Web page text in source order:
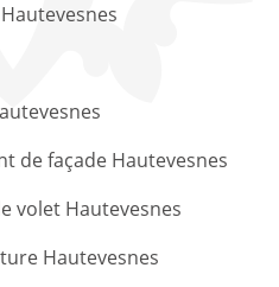
de façade Hautevesnes
volet Hautevesnes
Hautevesnes